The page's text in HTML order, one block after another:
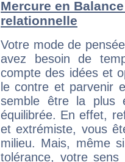
Mercure en
relationnelle
Votre mode de
avez besoin de
compte des idées et
le contre et parvenir
semble être la plus
équilibrée. En effet,
et extrémiste, vous
milieu. Mais, même
tolérance, votre